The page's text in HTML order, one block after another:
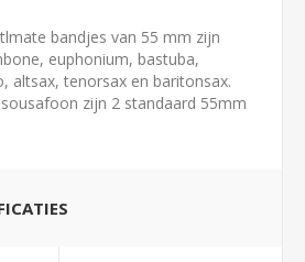
bandjes van 55 mm zijn
euphonium, bastuba,
altsax, tenorsax en baritonsax.
zijn 2 standaard 55mm